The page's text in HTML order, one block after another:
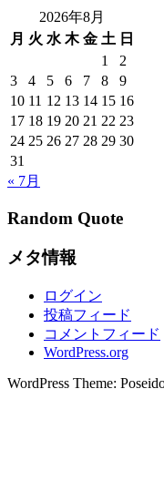
2026年8月
月 火 水 木 金 土 日
1
2
3
4 5 6 7 8
9
10 11 12 13 14 15 16
17 18 19 20 21 22 23
24 25 26 27 28 29 30
31
« 7月
Random Quote
メタ情報
ログイン
投稿フィード
コメントフィード
WordPress.org
WordPress Theme: